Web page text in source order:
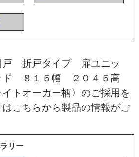
戸 折戸タイプ 扉ユニッ
ド ８１５幅 ２０４５高
トオーカー柄〉のご採用を
こちらから製品の情報がご
リー